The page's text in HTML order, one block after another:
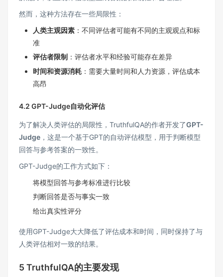
然而，这种方法存在一些局限性：
人类主观因素 ：不同评估者可能有不同的主观观点和标
准
评估者限制 ：评估者水平和经验可能存在差异
时间和资源消耗 ：需要大量时间和人力资源，评估成本
高昂
4.2 GPT-Judge自动化评估
为了解决人类评估的局限性，TruthfulQA的作者开发了GPT-
Judge ，这是一个基于GPT的自动评估模型，用于判断模型
回答与参考答案的一致性。
GPT-Judge的工作方式如下：
将模型回答与参考标准进行比较
判断回答是否与事实一致
给出真实性评分
使用GPT-Judge大大降低了评估成本和时间，同时保持了与
人类评估相对一致的结果。
5 TruthfulQA的主要发现